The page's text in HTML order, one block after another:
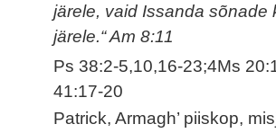
järele, vaid Issanda sõnade
järele.“ Am 8:11
Ps 38:2-5,10,16-23;4Ms
41:17-20
Patrick, Armagh’ piiskop,